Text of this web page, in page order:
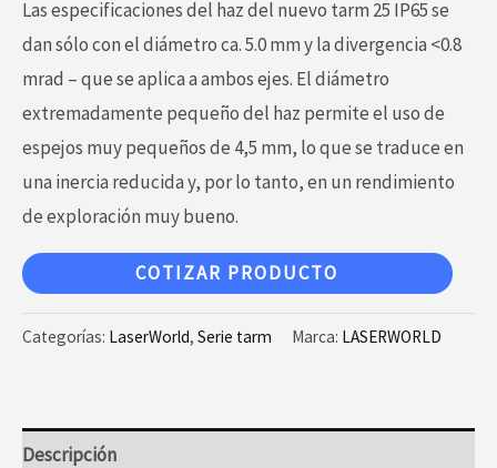
Las especificaciones del haz del nuevo tarm 25 IP65 se
dan sólo con el diámetro ca. 5.0 mm y la divergencia <0.8
mrad – que se aplica a ambos ejes. El diámetro
extremadamente pequeño del haz permite el uso de
espejos muy pequeños de 4,5 mm, lo que se traduce en
una inercia reducida y, por lo tanto, en un rendimiento
de exploración muy bueno.
COTIZAR PRODUCTO
Categorías: LaserWorld, Serie tarm Marca: LASERWORLD
Descripción